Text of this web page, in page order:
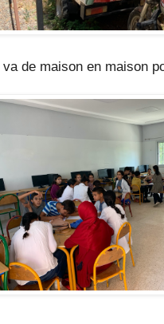
va de maison en maison